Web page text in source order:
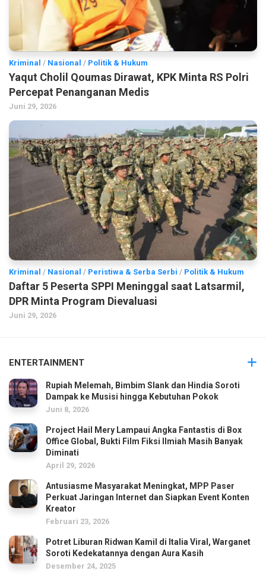
Kriminal / Nasional / Politik & Hukum
Yaqut Cholil Qoumas Dirawat, KPK Minta RS Polri
Percepat Penanganan Medis
Juni 29, 2026
Kriminal / Nasional / Peristiwa & Serba Serbi / Politik & Hukum
Daftar 5 Peserta SPPI Meninggal saat Latsarmil,
DPR Minta Program Dievaluasi
Juni 29, 2026
ENTERTAINMENT
Rupiah Melemah, Bimbim Slank dan Hindia Soroti
Dampak ke Musisi hingga Kebutuhan Pokok
Juni 8, 2026
Project Hail Mery Lampaui Angka Fantastis di Box
Office Global, Bukti Film Fiksi Ilmiah Masih Banyak
Diminati
April 29, 2026
Antusiasme Masyarakat Meningkat, MPP Paser
Perkuat Jaringan Internet dan Siapkan Event Konten
Kreator
Februari 23, 2026
Potret Liburan Ridwan Kamil di Italia Viral, Warganet
Soroti Kedekatannya dengan Aura Kasih
Desember 24, 2025